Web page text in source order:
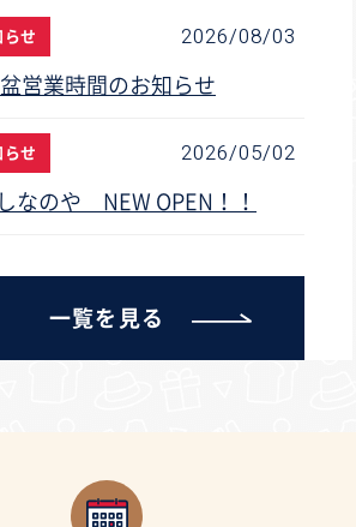
せ 2026/08/03
営業時間のお知らせ
せ 2026/05/02
なのや NEW OPEN！！
一覧を見る